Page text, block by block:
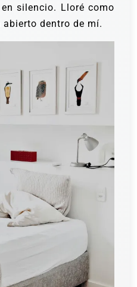
silencio. Lloré como
dentro de mí.